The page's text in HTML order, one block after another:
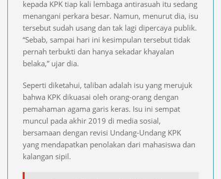
kepada KPK tiap kali lembaga antirasuah itu sedang
menangani perkara besar. Namun, menurut dia, isu
tersebut sudah usang dan tak lagi dipercaya publik.
“Sebab, sampai hari ini kesimpulan tersebut tidak
pernah terbukti dan hanya sekadar khayalan
belaka,” ujar dia.
Seperti diketahui, taliban adalah isu yang merujuk
bahwa KPK dikuasai oleh orang-orang dengan
pemahaman agama garis keras. Isu ini sempat
muncul pada akhir 2019 di media sosial,
bersamaan dengan revisi Undang-Undang KPK
yang mendapatkan penolakan dari mahasiswa dan
kalangan sipil.